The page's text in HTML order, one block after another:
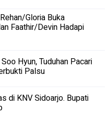
Gloria Buka
Faathir/Devin Hadapi
Hyun, Tuduhan Pacari
Palsu
di KNV Sidoarjo. Bupati